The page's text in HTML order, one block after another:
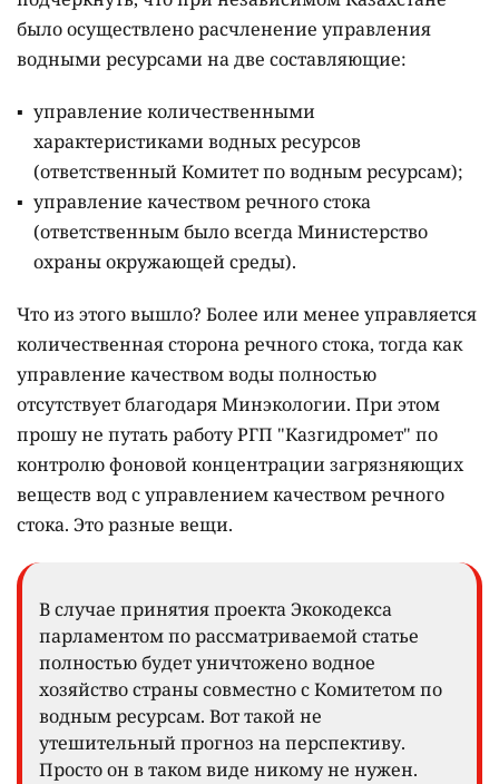
было осуществлено расчленение управления
водными ресурсами на две составляющие:
управление количественными
характеристиками водных ресурсов
(ответственный Комитет по водным ресурсам);
управление качеством речного стока
(ответственным было всегда Министерство
охраны окружающей среды).
Что из этого вышло? Более или менее управляется
количественная сторона речного стока, тогда как
управление качеством воды полностью
отсутствует благодаря Минэкологии. При этом
прошу не путать работу РГП "Казгидромет" по
контролю фоновой концентрации загрязняющих
веществ вод с управлением качеством речного
стока. Это разные вещи.
В случае принятия проекта Экокодекса
парламентом по рассматриваемой статье
полностью будет уничтожено водное
хозяйство страны совместно с Комитетом по
водным ресурсам. Вот такой не
утешительный прогноз на перспективу.
Просто он в таком виде никому не нужен.